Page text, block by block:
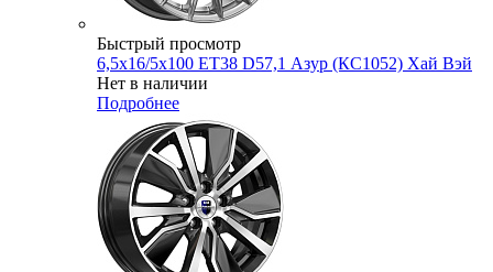
Быстрый просмотр
6,5x16/5x100 ET38 D57,1 Азур (КС1052) Хай Вэй
Нет в наличии
Подробнее